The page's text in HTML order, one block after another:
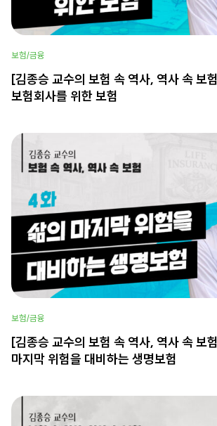
보험/금융
[김종승 교수의 보험 속 역사, 역사 속 보
보험회사를 위한 보험
보험/금융
[김종승 교수의 보험 속 역사, 역사 속 보
마지막 위험을 대비하는 생명보험